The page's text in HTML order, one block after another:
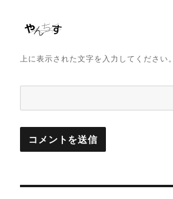
上に表示された文字を入力してください。